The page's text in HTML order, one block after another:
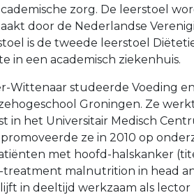
zorg. De leerstoel
door de Nederlandse
is de tweede leerstoel
in een academisch ziekenhuis.
Wittenaar studeerde Voeding
Groningen. Ze
in het Universitair Medisch
ze in 2010 op
met hoofd-halskanker
treatment malnutrition in head
in deeltijd werkzaam als